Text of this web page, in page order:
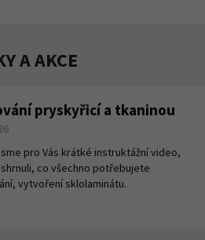
A AKCE
pryskyřicí a tkaninou
pro Vás krátké instruktážní video,
co všechno potřebujete
vytvoření sklolaminátu.